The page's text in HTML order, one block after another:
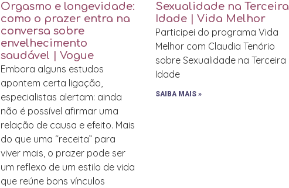
Orgasmo e longevidade:
como o prazer entra na
conversa sobre
envelhecimento
saudável | Vogue
Embora alguns estudos
apontem certa ligação,
especialistas alertam: ainda
não é possível afirmar uma
relação de causa e efeito. Mais
do que uma “receita” para
viver mais, o prazer pode ser
um reflexo de um estilo de vida
que reúne bons vínculos
Sexualidade na Terceira
Idade | Vida Melhor
Participei do programa Vida
Melhor com Claudia Tenório
sobre Sexualidade na Terceira
Idade
SAIBA MAIS »